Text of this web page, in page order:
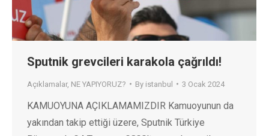
Sputnik grevcileri karakola çağrıldı!
Açıklamalar, NE YAPIYORUZ? By istanbul 3 Ocak 2024
KAMUOYUNA AÇIKLAMAMIZDIR Kamuoyunun da
yakından takip ettiği üzere, Sputnik Türkiye